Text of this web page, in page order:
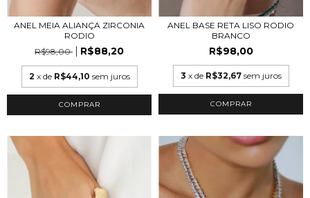
ANEL MEIA ALIANÇA ZIRCONIA
RODIO
R$98,00
R$88,20
2 x de R$44,10 sem juros
COMPRAR
ANEL BASE RETA LISO RODIO
BRANCO
R$98,00
3 x de R$32,67 sem juros
COMPRAR